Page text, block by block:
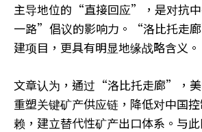
主导地位的“直接回应”，是对抗
一路”倡议的影响力。“洛比托走
建项目，更具有明显地缘战略含义。
文章认为，通过“洛比托走廊”，
重塑关键矿产供应链，降低对中国
赖，建立替代性矿产出口体系。与